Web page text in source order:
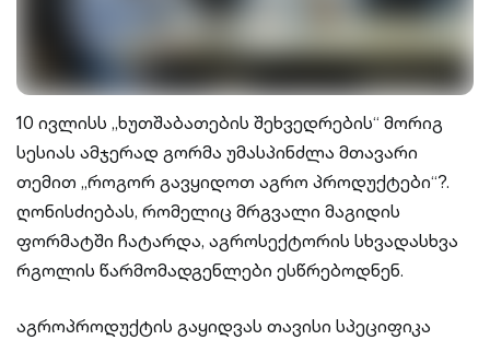
10 ივლისს „ხუთშაბათების შეხვედრების“ მორიგ
სესიას ამჯერად გორმა უმასპინძლა მთავარი
თემით „როგორ გავყიდოთ აგრო პროდუქტები“?.
ღონისძიებას, რომელიც მრგვალი მაგიდის
ფორმატში ჩატარდა, აგროსექტორის სხვადასხვა
რგოლის წარმომადგენლები ესწრებოდნენ.
აგროპროდუქტის გაყიდვას თავისი სპეციფიკა